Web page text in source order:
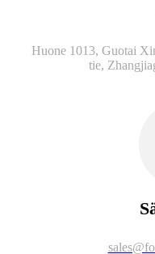
Huone 1013, Guotai
tie,